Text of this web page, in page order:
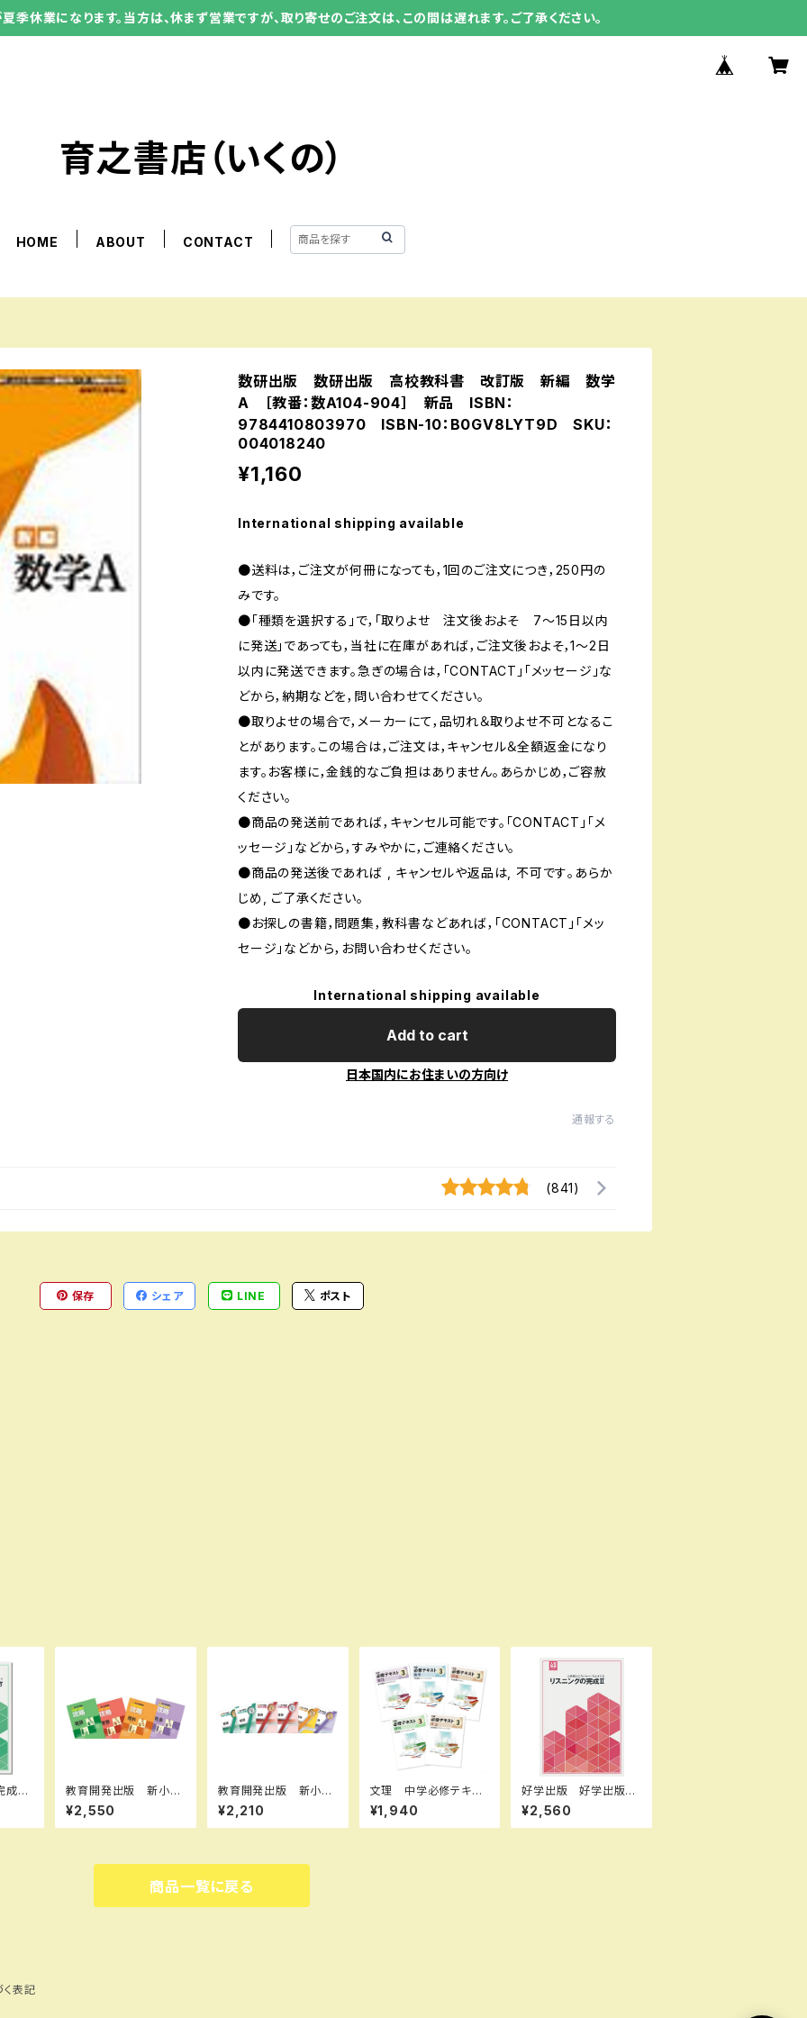
休業になります。当方は、休まず営業ですが、取り寄せのご注文は、この間は遅れます。ご了承ください。
育之書店（いくの）
HOME ABOUT CONTACT
数研出版 数研出版 高校教科書 改訂版 新編 数学
A ［教番：数A104-904］ 新品 ISBN：
9784410803970 ISBN-10：B0GV8LYT9D SKU：
004018240
¥1,160
International shipping available
●送料は，ご注文が何冊になっても，1回のご注文につき，250円の
みです。
●「種類を選択する」で，「取りよせ 注文後およそ 7〜15日以内
に発送」であっても，当社に在庫があれば，ご注文後およそ，1〜2日
以内に発送できます。急ぎの場合は，「CONTACT」「メッセージ」な
どから，納期などを，問い合わせてください。
●取りよせの場合で，メーカーにて，品切れ＆取りよせ不可となるこ
とがあります。この場合は，ご注文は，キャンセル＆全額返金になり
ます。お客様に，金銭的なご負担はありません。あらかじめ，ご容赦
ください。
●商品の発送前であれば，キャンセル可能です。「CONTACT」「メ
ッセージ」などから，すみやかに，ご連絡ください。
●商品の発送後であれば , キャンセルや返品は, 不可です｡あらか
じめ, ご了承ください｡
●お探しの書籍，問題集，教科書などあれば，「CONTACT」「メッ
セージ」などから，お問い合わせください。
International shipping available
Add to cart
日本国内にお住まいの方向け
通報する
(841)
保存 シェア LINE ポスト
成シ
ッ
教育開発出版 新小学
問題集 中学入試の攻
略 2026年度版 各
科目（選択ください）
¥2,550
教育開発出版 新小学
問題集 中学入試編
算数 Ⅰ，Ⅱ，Ⅲ 202
6年度版 各学年（選択
し
¥2,210
文理 中学必修テキス
ト 数学 中1～3（ご選
択ください） 2026年
度版 新品完全セット
¥1,940
好学出版 好学出版
入試完成シリーズ リ
スニングの完成 II CD
つき 2026年度版 新
¥2,560
商品一覧に戻る
表記